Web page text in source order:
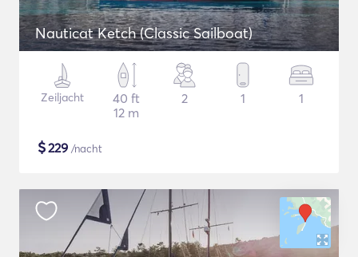
Nauticat Ketch (Classic Sailboat)
Zeiljacht
40 ft
12 m
2 1 1
$229 /nacht